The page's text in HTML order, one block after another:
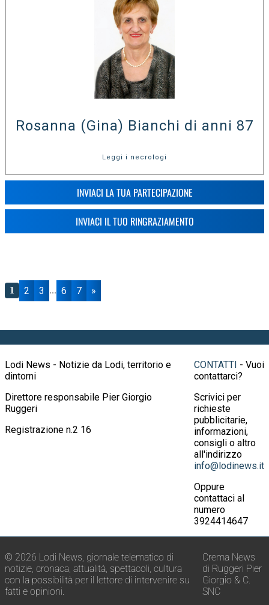
Rosanna (Gina) Bianchi di anni 87
Leggi i necrologi
INVIACI LA TUA PARTECIPAZIONE
INVIACI IL TUO RINGRAZIAMENTO
1 2 3 ... 6 7 »
Lodi News - Notizie da Lodi, territorio e
dintorni
Direttore responsabile Pier Giorgio
Ruggeri
Registrazione n.2 16
CONTATTI - Vuoi
contattarci?
Scrivici per
richieste
pubblicitarie,
informazioni,
consigli o altro
all'indirizzo
info@lodinews.it
Oppure
contattaci al
numero
3924414647
© 2026 Lodi News, giornale telematico di
notizie, cronaca, attualità, spettacoli, cultura
con la possibilità per il lettore di intervenire su
fatti e opinioni.
Crema News
di Ruggeri Pier
Giorgio & C.
SNC